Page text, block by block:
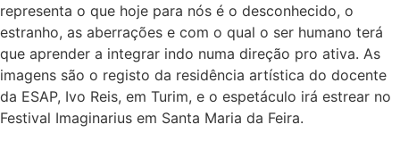
representa o que hoje para nós é o desconhecido, o
estranho, as aberrações e com o qual o ser humano terá
que aprender a integrar indo numa direção pro ativa. As
imagens são o registo da residência artística do docente
da ESAP, Ivo Reis, em Turim, e o espetáculo irá estrear no
Festival Imaginarius em Santa Maria da Feira.